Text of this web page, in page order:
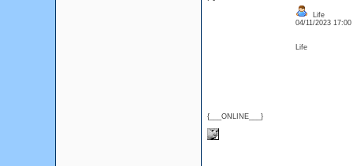
{___ONLINE___}
Life
04/11/2023
Life